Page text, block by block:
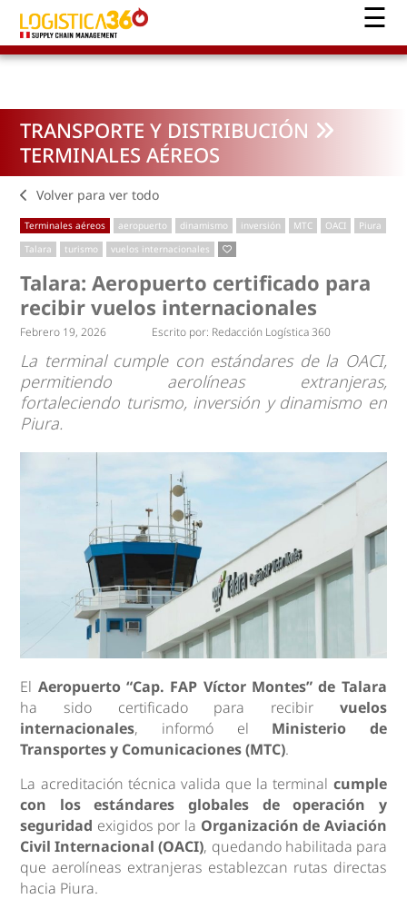
TRANSPORTE Y DISTRIBUCIÓN
TERMINALES AÉREOS
Volver para ver todo
Terminales aéreos aeropuerto dinamismo inversión MTC OACI
Piura
Talara
turismo vuelos internacionales
Talara: Aeropuerto certificado para
recibir vuelos internacionales
Febrero 19, 2026 Escrito por: Redacción Logística 360
La terminal cumple con estándares de la OACI,
permitiendo aerolíneas extranjeras,
fortaleciendo turismo, inversión y dinamismo en
Piura.
El Aeropuerto “Cap. FAP Víctor Montes” de Talara
ha sido certificado para recibir vuelos
internacionales, informó el Ministerio de
Transportes y Comunicaciones (MTC).
La acreditación técnica valida que la terminal cumple
con los estándares globales de operación y
seguridad exigidos por la Organización de Aviación
Civil Internacional (OACI), quedando habilitada para
que aerolíneas extranjeras establezcan rutas directas
hacia Piura.